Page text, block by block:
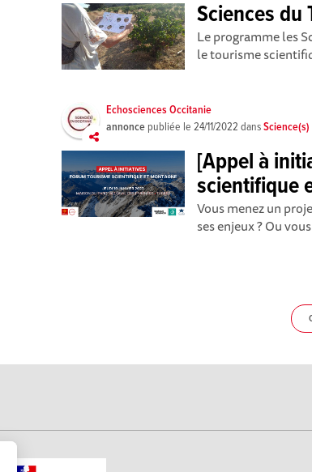
Sciences
Le programme les
le tourisme
Echosciences Occitanie
annonce publiée le24/11/2022 dans
[Appel à
scientifique
Vous menez un
ses enjeux ? Ou